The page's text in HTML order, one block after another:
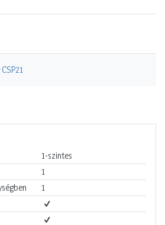
1-szintes
1
1